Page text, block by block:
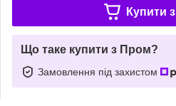
Купити з
Що таке купити з Пром?
Замовлення під захистом